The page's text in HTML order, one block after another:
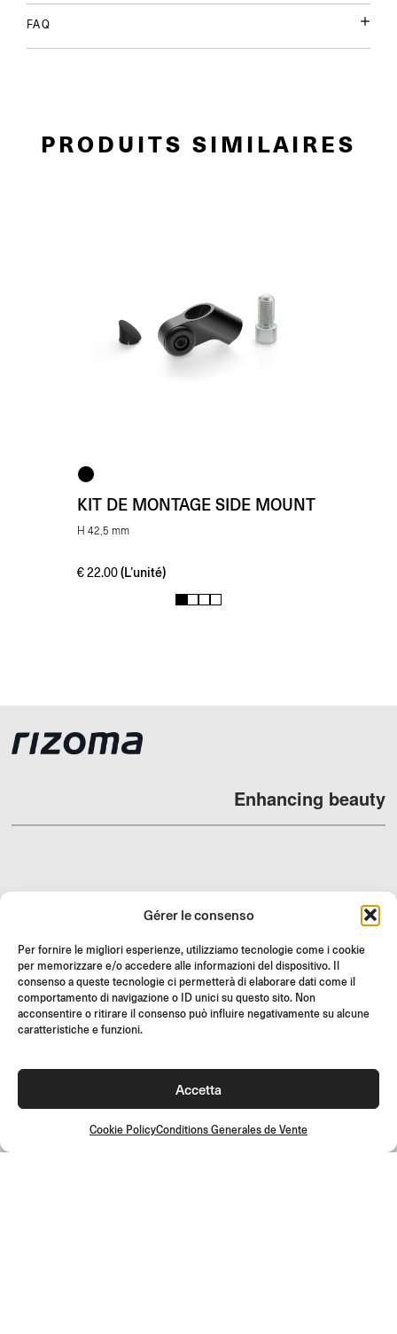
Gérer le consenso
Per fornire le migliori esperienze, utilizziamo tecnologie come i cookie
per memorizzare e/o accedere alle informazioni del dispositivo. Il
consenso a queste tecnologie ci permetterà di elaborare dati come il
comportamento di navigazione o ID unici su questo sito. Non
acconsentire o ritirare il consenso può influire negativamente su alcune
caratteristiche e funzioni.
Accetta
Cookie PolicyConditions Generales de Vente
FAQ
PRODUITS SIMILAIRES
KIT DE MONTAGE SIDE MOUNT
H 42,5 mm
€22.00 (L’unité)
1 2 3 4
Enhancing beauty
SUPPORT ET FAQ
RETOURS
INSTRUCTIONS DE MONTAGE
GIFT CARD
OFFRES LIMITÉES
Rejoignez la communauté Rizoma et accédez à des contenus
exclusifs et des offres spéciales !